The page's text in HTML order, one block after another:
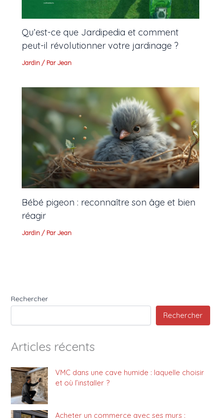
Qu’est-ce que Jardipedia et comment
peut-il révolutionner votre jardinage ?
Jardin / ParJean
Bébé pigeon : reconnaître son âge et bien
réagir
Jardin / ParJean
Rechercher
Rechercher
Articles récents
VMC dans une cave humide : laquelle choisir
et où l’installer ?
Acheter un commerce avec ses murs :